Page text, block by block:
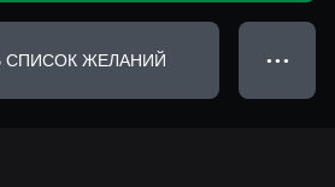
СПИСОК ЖЕЛАНИЙ ● ● ●